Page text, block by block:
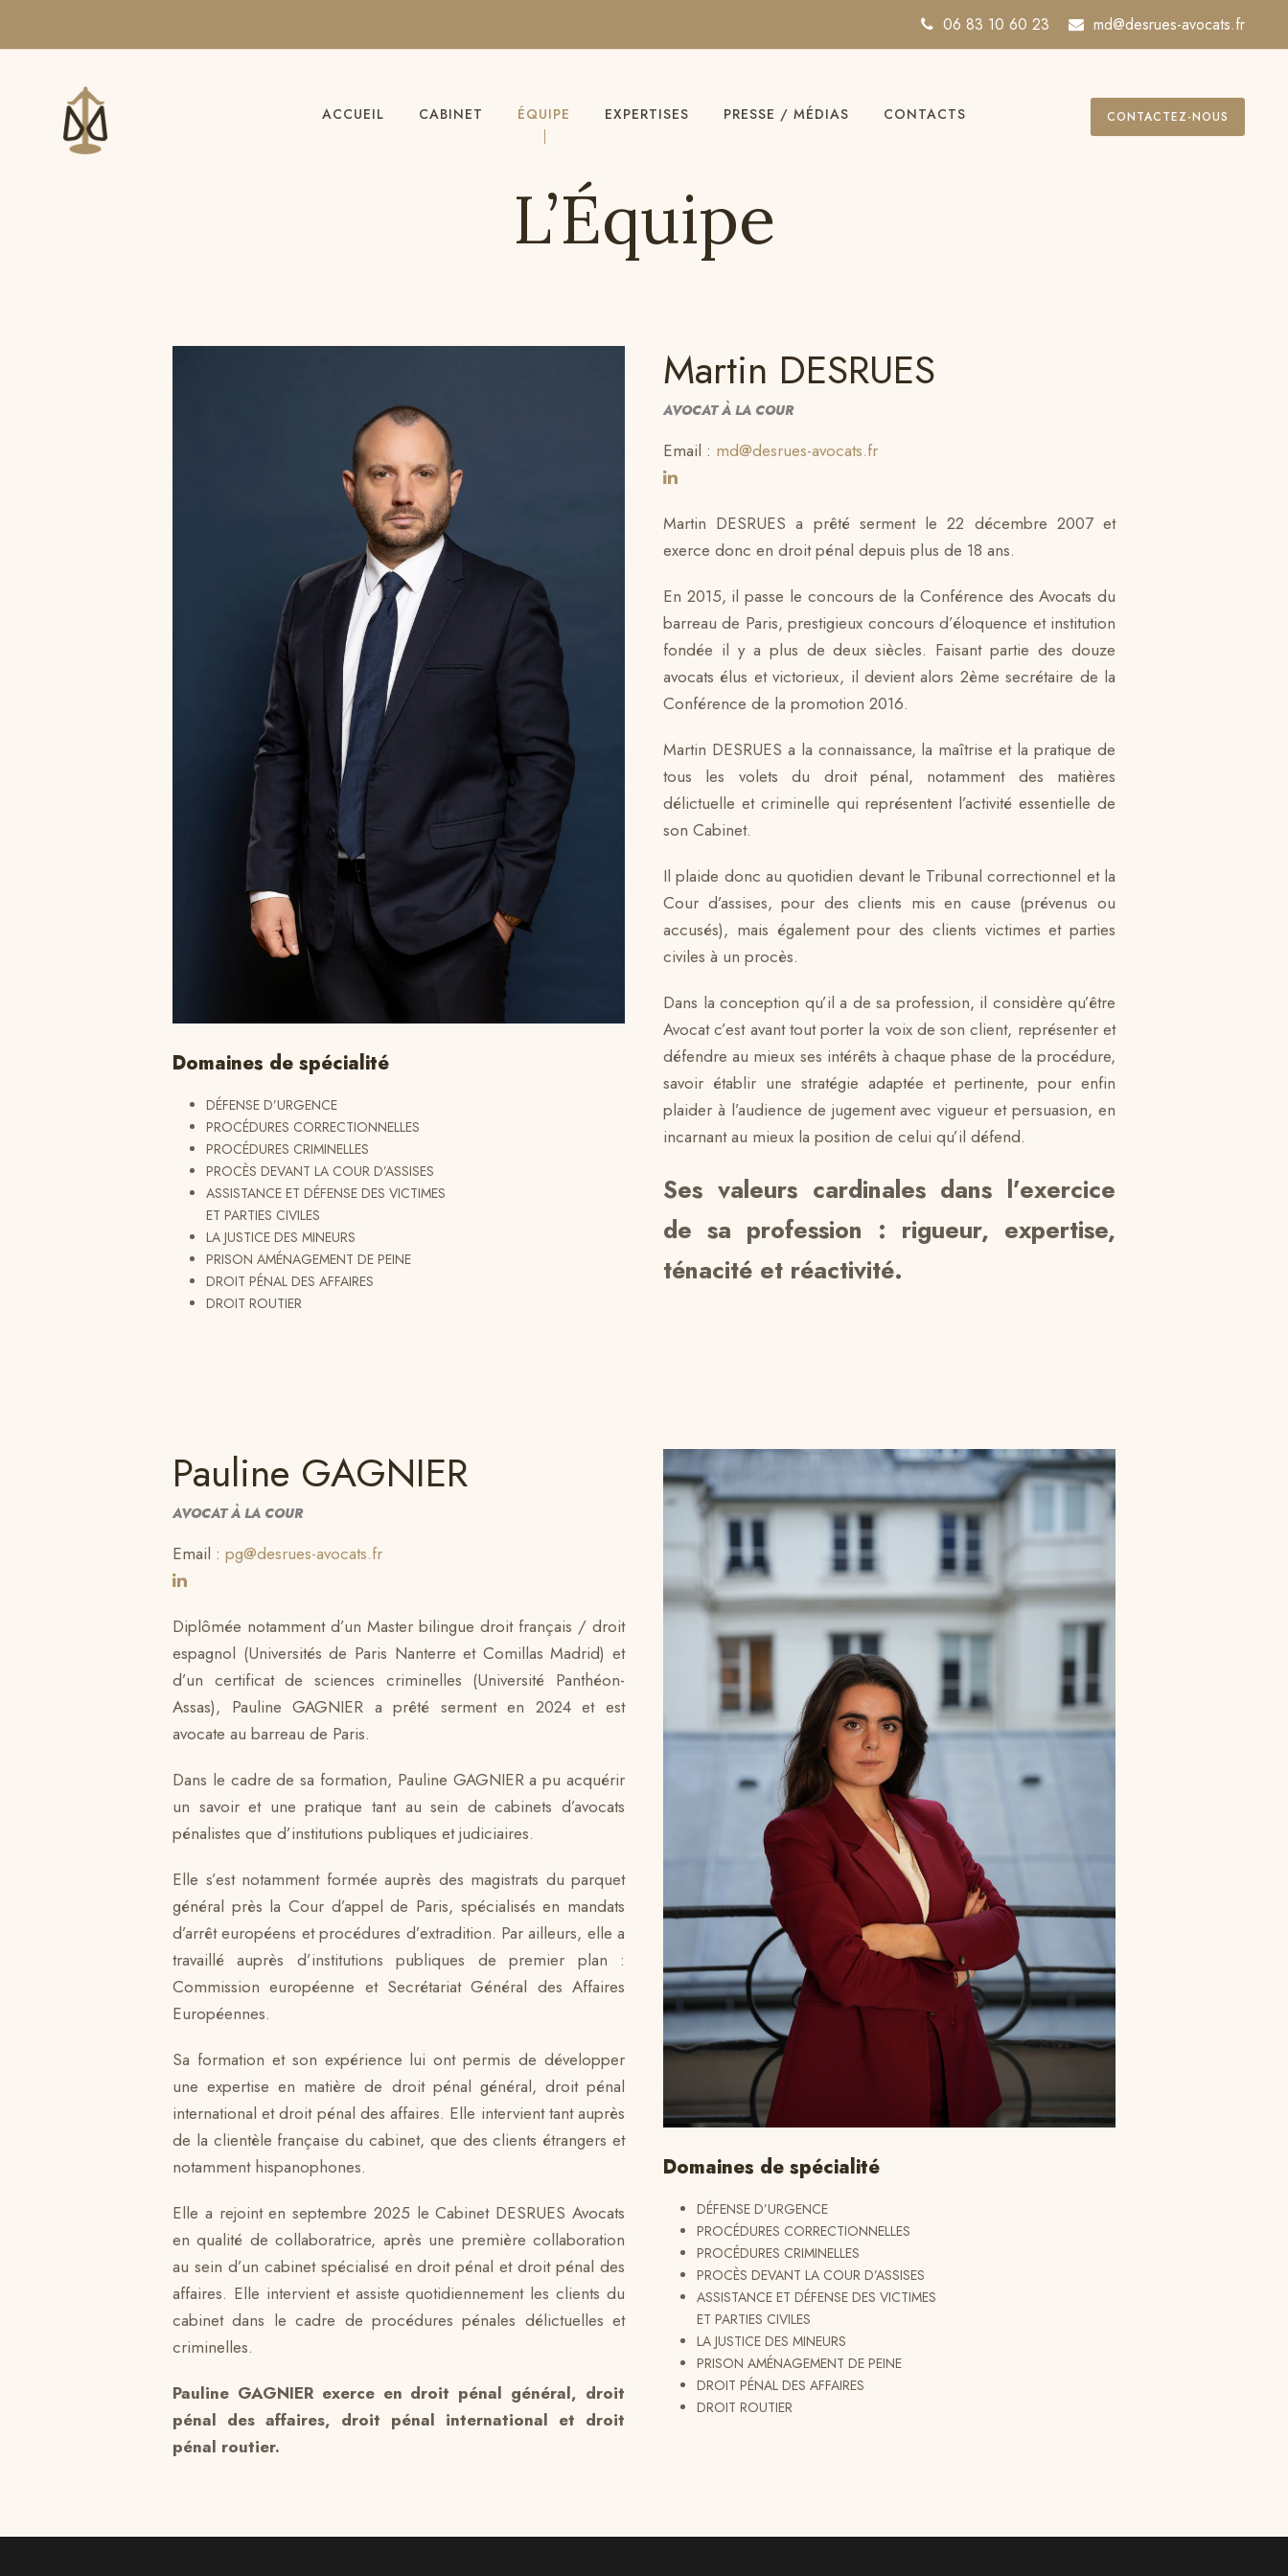
06 83 10 60 23 md@desrues-avocats.fr
ACCUEIL CABINET ÉQUIPE EXPERTISES PRESSE / MÉDIAS CONTACTS CONTACTEZ-NOUS
L’Équipe
Domaines de spécialité
DÉFENSE D’URGENCE
PROCÉDURES CORRECTIONNELLES
PROCÉDURES CRIMINELLES
PROCÈS DEVANT LA COUR D’ASSISES
ASSISTANCE ET DÉFENSE DES VICTIMES
ET PARTIES CIVILES
LA JUSTICE DES MINEURS
PRISON AMÉNAGEMENT DE PEINE
DROIT PÉNAL DES AFFAIRES
DROIT ROUTIER
Martin DESRUES
AVOCAT À LA COUR
Email : md@desrues-avocats.fr
Martin DESRUES a prêté serment le 22 décembre 2007 et
exerce donc en droit pénal depuis plus de 18 ans.
En 2015, il passe le concours de la Conférence des Avocats du
barreau de Paris, prestigieux concours d’éloquence et institution
fondée il y a plus de deux siècles. Faisant partie des douze
avocats élus et victorieux, il devient alors 2ème secrétaire de la
Conférence de la promotion 2016.
Martin DESRUES a la connaissance, la maîtrise et la pratique de
tous les volets du droit pénal, notamment des matières
délictuelle et criminelle qui représentent l’activité essentielle de
son Cabinet.
Il plaide donc au quotidien devant le Tribunal correctionnel et la
Cour d’assises, pour des clients mis en cause (prévenus ou
accusés), mais également pour des clients victimes et parties
civiles à un procès.
Dans la conception qu’il a de sa profession, il considère qu’être
Avocat c’est avant tout porter la voix de son client, représenter et
défendre au mieux ses intérêts à chaque phase de la procédure,
savoir établir une stratégie adaptée et pertinente, pour enfin
plaider à l’audience de jugement avec vigueur et persuasion, en
incarnant au mieux la position de celui qu’il défend.
Ses valeurs cardinales dans l’exercice
de sa profession : rigueur, expertise,
ténacité et réactivité.
Pauline GAGNIER
AVOCAT À LA COUR
Email : pg@desrues-avocats.fr
Diplômée notamment d’un Master bilingue droit français / droit
espagnol (Universités de Paris Nanterre et Comillas Madrid) et
d’un certificat de sciences criminelles (Université Panthéon-
Assas), Pauline GAGNIER a prêté serment en 2024 et est
avocate au barreau de Paris.
Dans le cadre de sa formation, Pauline GAGNIER a pu acquérir
un savoir et une pratique tant au sein de cabinets d’avocats
pénalistes que d’institutions publiques et judiciaires.
Elle s’est notamment formée auprès des magistrats du parquet
général près la Cour d’appel de Paris, spécialisés en mandats
d’arrêt européens et procédures d’extradition. Par ailleurs, elle a
travaillé auprès d’institutions publiques de premier plan :
Commission européenne et Secrétariat Général des Affaires
Européennes.
Sa formation et son expérience lui ont permis de développer
une expertise en matière de droit pénal général, droit pénal
international et droit pénal des affaires. Elle intervient tant auprès
de la clientèle française du cabinet, que des clients étrangers et
notamment hispanophones.
Elle a rejoint en septembre 2025 le Cabinet DESRUES Avocats
en qualité de collaboratrice, après une première collaboration
au sein d’un cabinet spécialisé en droit pénal et droit pénal des
affaires. Elle intervient et assiste quotidiennement les clients du
cabinet dans le cadre de procédures pénales délictuelles et
criminelles.
Pauline GAGNIER exerce en droit pénal général, droit
pénal des affaires, droit pénal international et droit
pénal routier.
Domaines de spécialité
DÉFENSE D’URGENCE
PROCÉDURES CORRECTIONNELLES
PROCÉDURES CRIMINELLES
PROCÈS DEVANT LA COUR D’ASSISES
ASSISTANCE ET DÉFENSE DES VICTIMES
ET PARTIES CIVILES
LA JUSTICE DES MINEURS
PRISON AMÉNAGEMENT DE PEINE
DROIT PÉNAL DES AFFAIRES
DROIT ROUTIER